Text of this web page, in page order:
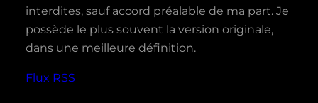
interdites, sauf accord préalable de ma part. Je
possède le plus souvent la version originale,
dans une meilleure définition.
Flux RSS